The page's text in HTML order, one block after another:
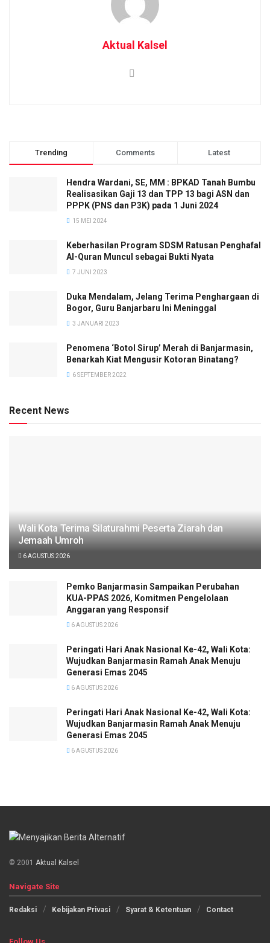
Aktual Kalsel
Trending Comments Latest
Hendra Wardani, SE, MM : BPKAD Tanah Bumbu
Realisasikan Gaji 13 dan TPP 13 bagi ASN dan
PPPK (PNS dan P3K) pada 1 Juni 2024
15 MEI 2024
Keberhasilan Program SDSM Ratusan Penghafal
Al-Quran Muncul sebagai Bukti Nyata
7 JUNI 2023
Duka Mendalam, Jelang Terima Penghargaan di
Bogor, Guru Banjarbaru Ini Meninggal
3 JANUARI 2023
Penomena ‘Botol Sirup’ Merah di Banjarmasin,
Benarkah Kiat Mengusir Kotoran Binatang?
6 SEPTEMBER 2022
Recent News
Wali Kota Terima Silaturahmi Peserta Ziarah dan
Jemaah Umroh
6 AGUSTUS 2026
Pemko Banjarmasin Sampaikan Perubahan
KUA-PPAS 2026, Komitmen Pengelolaan
Anggaran yang Responsif
6 AGUSTUS 2026
Peringati Hari Anak Nasional Ke-42, Wali Kota:
Wujudkan Banjarmasin Ramah Anak Menuju
Generasi Emas 2045
6 AGUSTUS 2026
Peringati Hari Anak Nasional Ke-42, Wali Kota:
Wujudkan Banjarmasin Ramah Anak Menuju
Generasi Emas 2045
6 AGUSTUS 2026
© 2001 Aktual Kalsel
Navigate Site
Redaksi Kebijakan Privasi Syarat & Ketentuan Contact